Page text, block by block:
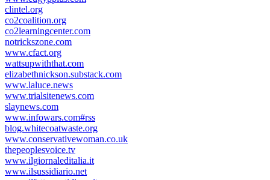
clintel.org
co2coalition.org
co2learningcenter.com
notrickszone.com
www.cfact.org
wattsupwiththat.com
elizabethnickson.substack.com
www.laluce.news
www.trialsitenews.com
slaynews.com
www.infowars.com#rss
blog.whitecoatwaste.org
www.conservativewoman.co.uk
thepeoplesvoice.tv
www.ilgiornaleditalia.it
www.ilsussidiario.net